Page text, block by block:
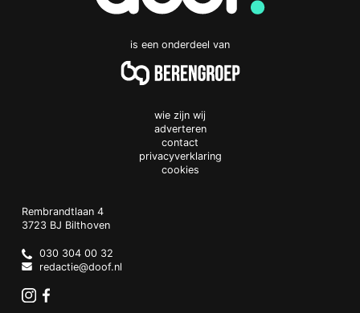
is een onderdeel van
wie zijn wij
adverteren
contact
privacyverklaring
cookies
Doof.nl
work
Rembrandtlaan 4
3723 BJ Bilthoven
Netherlands
030 304 00 32
redactie@doof.nl